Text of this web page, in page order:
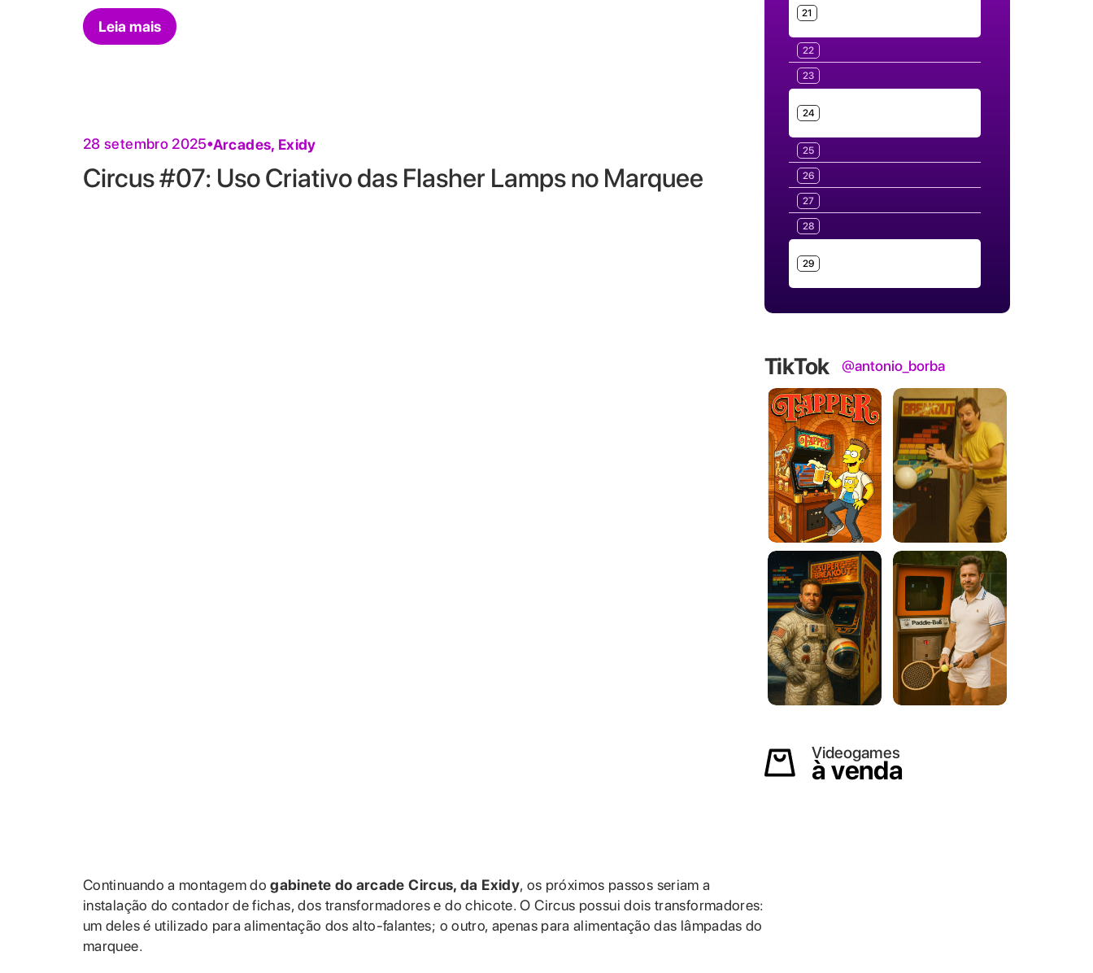
Leia mais
28 setembro 2025 Arcades, Exidy
Circus #07: Uso Criativo das Flasher Lamps no Marquee
Continuando a montagem do gabinete do arcade Circus, da Exidy, os próximos passos seriam a
instalação do contador de fichas, dos transformadores e do chicote. O Circus possui dois transformadores:
um deles é utilizado para alimentação dos alto-falantes; o outro, apenas para alimentação das lâmpadas do
marquee.
21
22
23
24
25
26
27
28
29
TikTok @antonio_borba
Videogames
à venda